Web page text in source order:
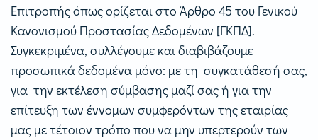
Επιτροπής όπως ορίζεται στο Άρθρο 45 του Γενικού
Κανονισμού Προστασίας Δεδομένων [ΓΚΠΔ].
Συγκεκριμένα, συλλέγουμε και διαβιβάζουμε
προσωπικά δεδομένα μόνο: με τη συγκατάθεσή σας,
για την εκτέλεση σύμβασης μαζί σας ή για την
επίτευξη των έννομων συμφερόντων της εταιρίας
μας με τέτοιον τρόπο που να μην υπερτερούν των